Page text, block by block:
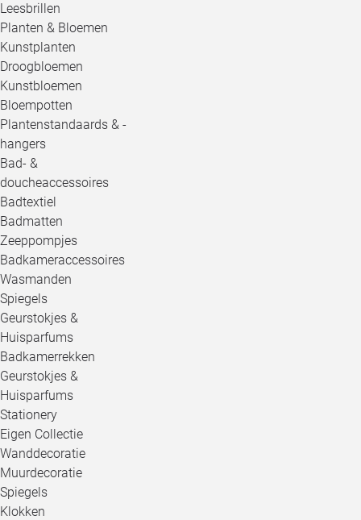
Leesbrillen
Planten & Bloemen
Kunstplanten
Droogbloemen
Kunstbloemen
Bloempotten
Plantenstandaards & -
hangers
Bad- &
doucheaccessoires
Badtextiel
Badmatten
Zeeppompjes
Badkameraccessoires
Wasmanden
Spiegels
Geurstokjes &
Huisparfums
Badkamerrekken
Geurstokjes &
Huisparfums
Stationery
Eigen Collectie
Wanddecoratie
Muurdecoratie
Spiegels
Klokken